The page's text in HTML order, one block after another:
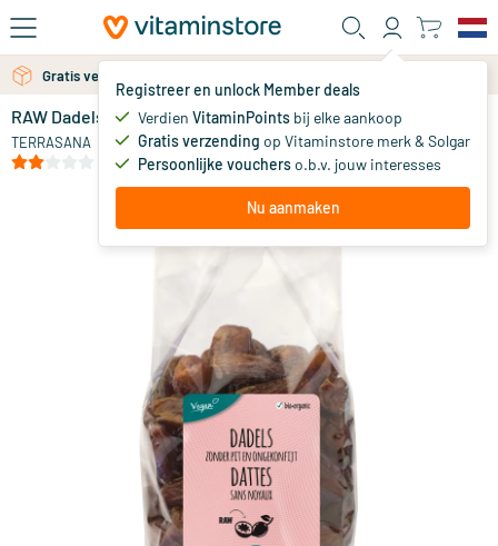
Ga naar de hoofdinhoud
Registreer en unlock Member deals
Verdien VitaminPoints bij elke aankoop
Gratis verzending op Vitaminstore merk & Solgar
Persoonlijke voucherso.b.v. jouw interesses
Nu aanmaken
Gratis verzending vanaf 25 euro
Gratis persoonlijk advies via chat of email
RAW Dadels zonder pitten
TERRASANA
9.